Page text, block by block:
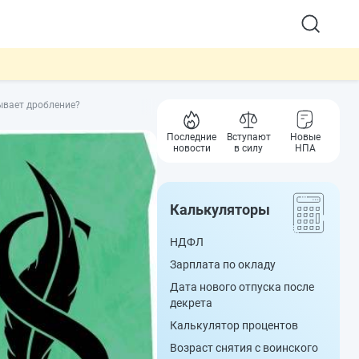
дробление?
Последние
новости
Вступают
в силу
Новые
НПА
Калькуляторы
НДФЛ
Зарплата по окладу
Дата нового отпуска после
декрета
Калькулятор процентов
Возраст снятия с воинского